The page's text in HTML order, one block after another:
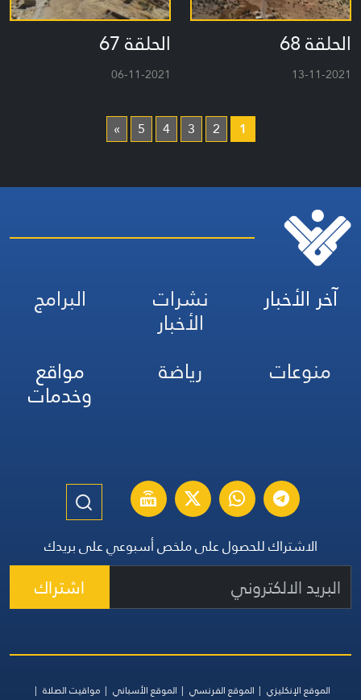
الحلقة 68
13-11-2021
الحلقة 67
06-11-2021
1
2
3
4
5
»
آخر الأخبار نشرات
الأخبار
البرامج
منوعات
رياضة مواقع
وخدمات
الاشتراك للحصول على ملخص أسبوعي على بريدك
اشتراك
الموقع الإنكليزي الموقع الفرنسي الموقع الأسباني مواقيت الصلاة